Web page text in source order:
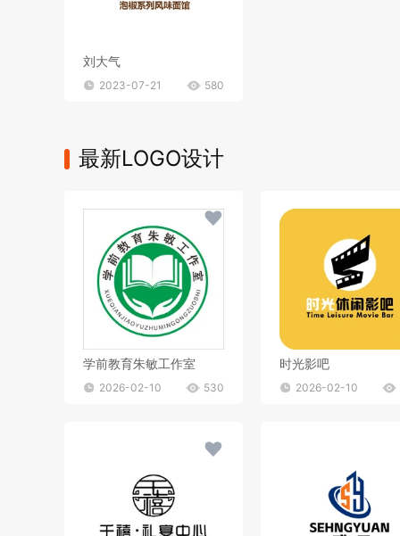
刘大气
2023-07-21 580
最新LOGO设计
学前教育朱敏工作室
2026-02-10 530
时光影吧
2026-02-10